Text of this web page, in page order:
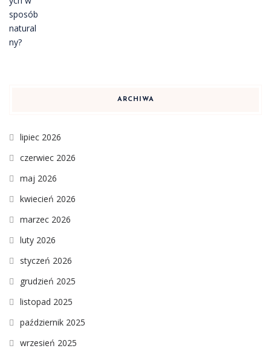
ARCHIWA
lipiec 2026
czerwiec 2026
maj 2026
kwiecień 2026
marzec 2026
luty 2026
styczeń 2026
grudzień 2025
listopad 2025
październik 2025
wrzesień 2025